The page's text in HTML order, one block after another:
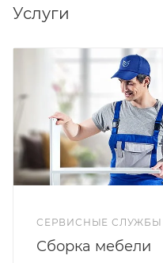
Шпонированные
руб.
Цветовые исполнения
Услуги
СЕРВИСНЫЕ СЛУЖБЫ
Сборка мебели